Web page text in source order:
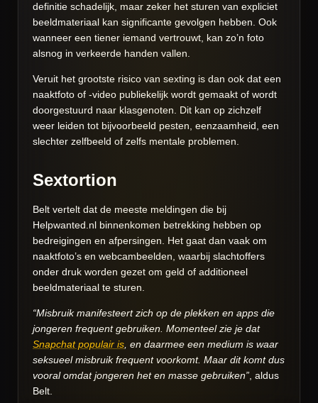
definitie schadelijk, maar zeker het sturen van expliciet
beeldmateriaal kan significante gevolgen hebben. Ook
wanneer een tiener iemand vertrouwt, kan zo’n foto
alsnog in verkeerde handen vallen.
Veruit het grootste risico van sexting is dan ook dat een
naaktfoto of -video publiekelijk wordt gemaakt of wordt
doorgestuurd naar klasgenoten. Dit kan op zichzelf
weer leiden tot bijvoorbeeld pesten, eenzaamheid, een
slechter zelfbeeld of zelfs mentale problemen.
Sextortion
Belt vertelt dat de meeste meldingen die bij
Helpwanted.nl binnenkomen betrekking hebben op
bedreigingen en afpersingen. Het gaat dan vaak om
naaktfoto’s en webcambeelden, waarbij slachtoffers
onder druk worden gezet om geld of additioneel
beeldmateriaal te sturen.
“Misbruik manifesteert zich op de plekken en apps die
jongeren frequent gebruiken. Momenteel zie je dat
Snapchat populair is, en daarmee een medium is waar
seksueel misbruik frequent voorkomt. Maar dit komt dus
vooral omdat jongeren het en masse gebruiken”, aldus
Belt.